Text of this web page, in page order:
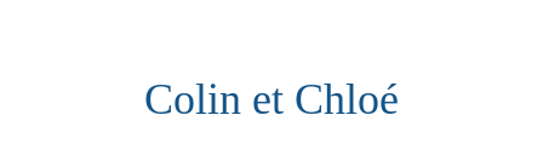
Colin et Chloé